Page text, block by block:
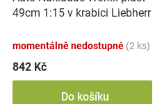
49cm 1:15 v krabici Liebherr
momentálně nedostupné (2 ks)
842 Kč
Do košíku